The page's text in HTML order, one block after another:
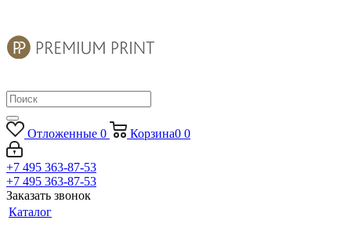
Отложенные 0 Корзина0 0
+7 495 363-87-53
+7 495 363-87-53
Заказать звонок
Каталог